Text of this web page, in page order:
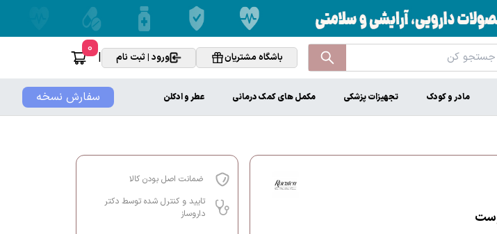
باشگاه مشتریان ورود | ثبت نام |
0
سفارش نسخه مادر و کودک تجهیزات پزشکی مکمل های کمک درمانی عطر و ادکلن
ضمانت اصل بودن کالا
تایید و کنترل شده توسط دکتر
داروساز